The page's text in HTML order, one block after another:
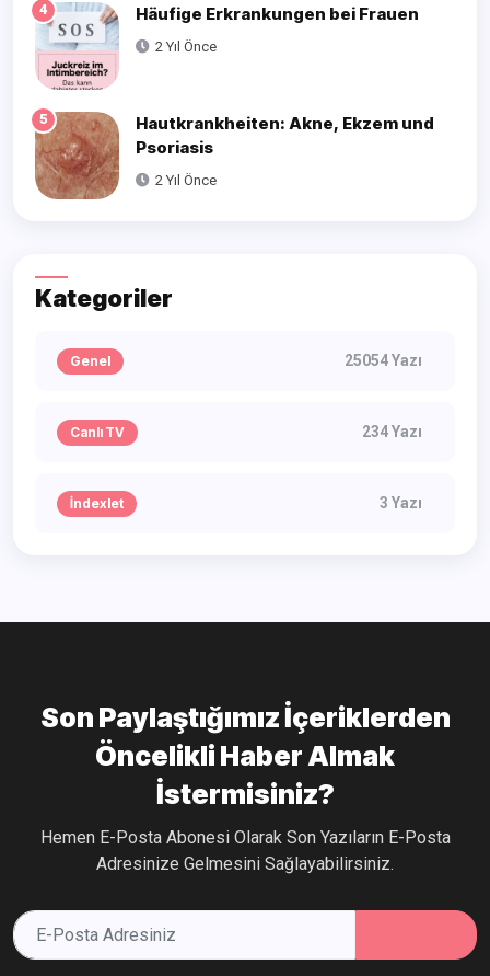
4 Häufige Erkrankungen bei Frauen
2 Yıl Önce
5
Hautkrankheiten: Akne, Ekzem und
Psoriasis
2 Yıl Önce
Kategoriler
Genel 25054 Yazı
Canlı TV 234 Yazı
İndexlet 3 Yazı
Son Paylaştığımız İçeriklerden
Öncelikli Haber Almak
İstermisiniz?
Hemen E-Posta Abonesi Olarak Son Yazıların E-Posta
Adresinize Gelmesini Sağlayabilirsiniz.